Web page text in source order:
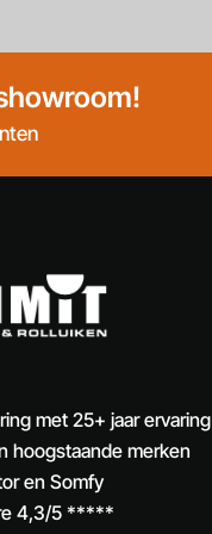
met 25+ jaar ervaring
hoogstaande merken
en Somfy
4,3/5 *****